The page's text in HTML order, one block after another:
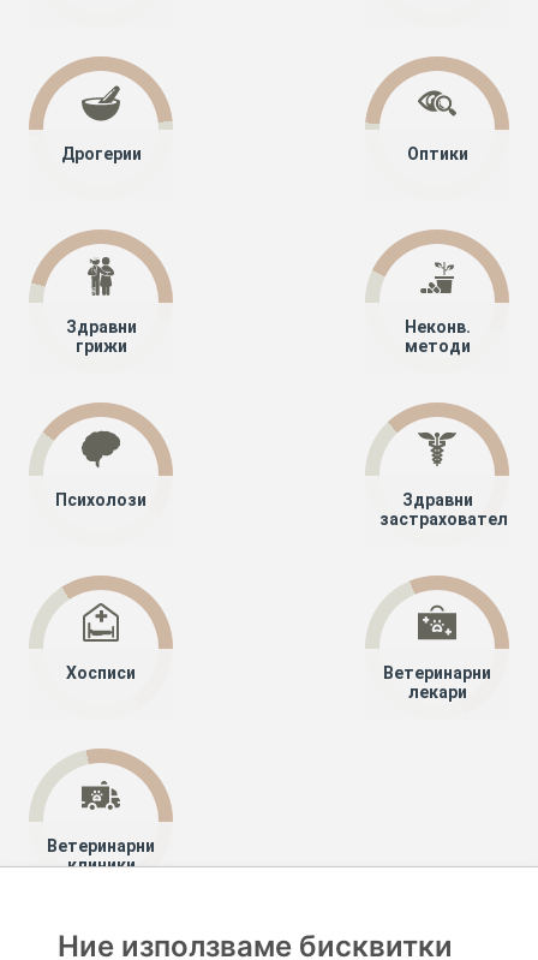
Дрогерии Оптики
Здравни
грижи
Неконв.
методи
Психолози
Здравни
застрахователи
Хосписи
Ветеринарни
лекари
Ветеринарни
клиники
Специалисти
Ние използваме бисквитки